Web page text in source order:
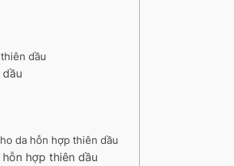
dầu
da hỗn hợp thiên dầu
hợp thiên dầu